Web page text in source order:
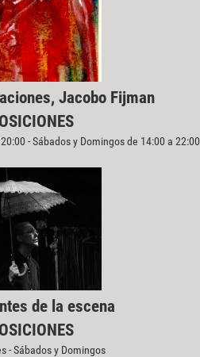
Jacobo Fijman
- Sábados y Domingos de 14:00 a 22:00
de la escena
- Sábados y Domingos